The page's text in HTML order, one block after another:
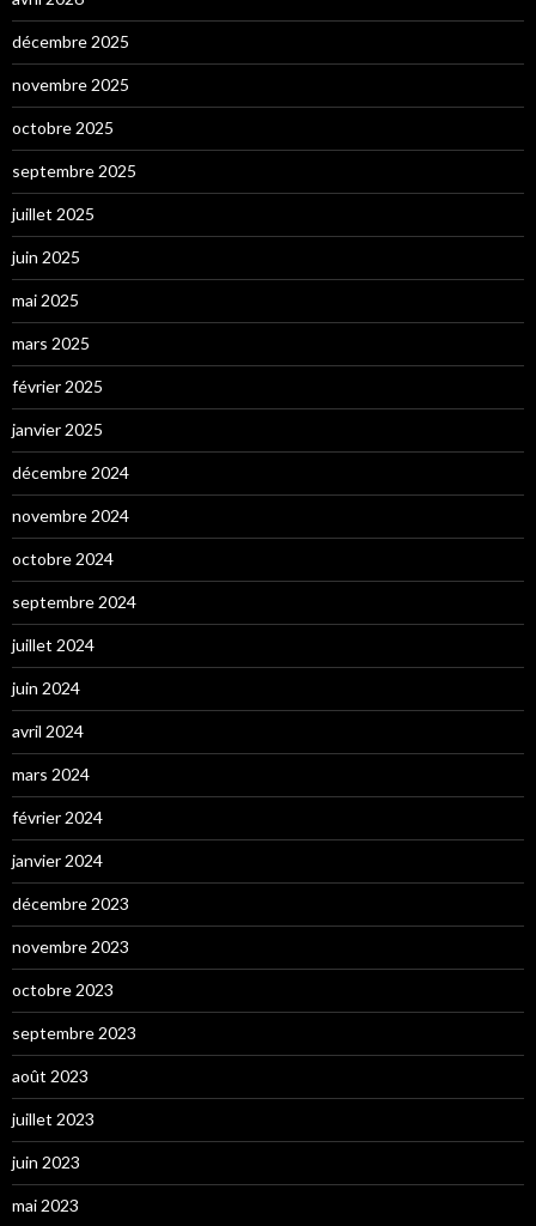
décembre 2025
novembre 2025
octobre 2025
septembre 2025
juillet 2025
juin 2025
mai 2025
mars 2025
février 2025
janvier 2025
décembre 2024
novembre 2024
octobre 2024
septembre 2024
juillet 2024
juin 2024
avril 2024
mars 2024
février 2024
janvier 2024
décembre 2023
novembre 2023
octobre 2023
septembre 2023
août 2023
juillet 2023
juin 2023
mai 2023